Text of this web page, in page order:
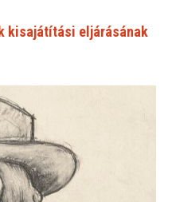
kisajátítási eljárásának